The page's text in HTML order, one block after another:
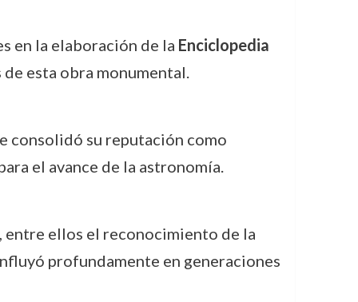
en la elaboración de la Enciclopedia
esta obra monumental.
consolidó su reputación como
el avance de la astronomía.
entre ellos el reconocimiento de la
profundamente en generaciones